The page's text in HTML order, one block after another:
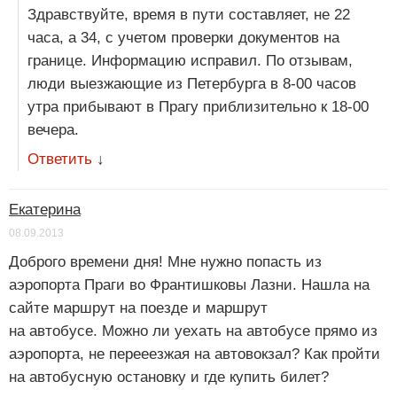
Здравствуйте, время в пути составляет, не 22
часа, а 34, с учетом проверки документов на
границе. Информацию исправил. По отзывам,
люди выезжающие из Петербурга в 8-00 часов
утра прибывают в Прагу приблизительно к 18-00
вечера.
Ответить ↓
Екатерина
08.09.2013
Доброго времени дня! Мне нужно попасть из
аэропорта Праги во Франтишковы Лазни. Нашла на
сайте маршрут на поезде и маршрут
на автобусе. Можно ли уехать на автобусе прямо из
аэропорта, не перееезжая на автовокзал? Как пройти
на автобусную остановку и где купить билет?